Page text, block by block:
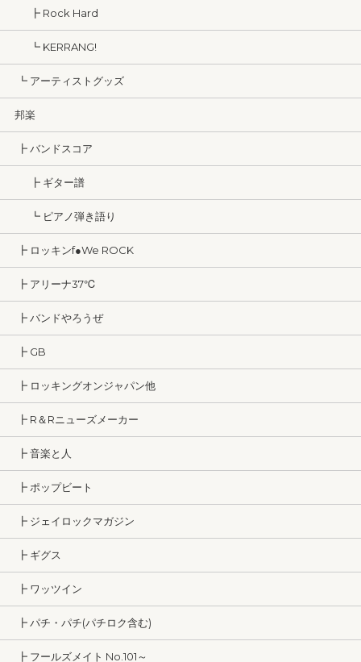
┣ Rock Hard
┗ KERRANG!
┗ アーティストグッズ
邦楽
┣ バンドスコア
┣ ギター譜
┗ ピアノ弾き語り
┣ ロッキンf●We ROCK
┣ アリーナ37℃
┣ バンドやろうぜ
┣ GB
┣ ロッキングオンジャパン他
┣ R＆Rニューズメーカー
┣ 音楽と人
┣ ポップビート
┣ ジェイロックマガジン
┣ ギグス
┣ ワッツイン
┣ パチ・パチ(パチロク含む)
┣ フールズメイト No.101～